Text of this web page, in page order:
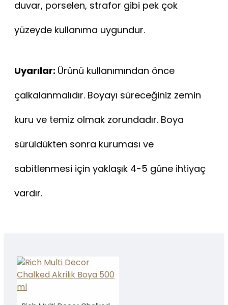
duvar, porselen, strafor gibi pek çok
yüzeyde kullanıma uygundur.
Uyarılar: Ürünü kullanımından önce
çalkalanmalıdır. Boyayı süreceğiniz zemin
kuru ve temiz olmak zorundadır. Boya
sürüldükten sonra kuruması ve
sabitlenmesi için yaklaşık 4-5 güne ihtiyaç
vardır.